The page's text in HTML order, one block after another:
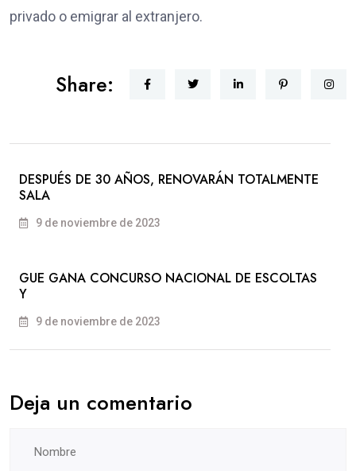
privado o emigrar al extranjero.
Share:
DESPUÉS DE 30 AÑOS, RENOVARÁN TOTALMENTE
SALA
9 de noviembre de 2023
GUE GANA CONCURSO NACIONAL DE ESCOLTAS
Y
9 de noviembre de 2023
Deja un comentario